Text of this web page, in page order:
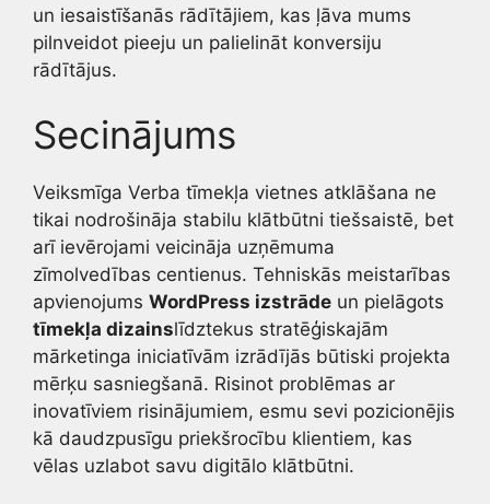
un iesaistīšanās rādītājiem, kas ļāva mums
pilnveidot pieeju un palielināt konversiju
rādītājus.
Secinājums
Veiksmīga Verba tīmekļa vietnes atklāšana ne
tikai nodrošināja stabilu klātbūtni tiešsaistē, bet
arī ievērojami veicināja uzņēmuma
zīmolvedības centienus. Tehniskās meistarības
apvienojums WordPress izstrāde un pielāgots
tīmekļa dizainslīdztekus stratēģiskajām
mārketinga iniciatīvām izrādījās būtiski projekta
mērķu sasniegšanā. Risinot problēmas ar
inovatīviem risinājumiem, esmu sevi pozicionējis
kā daudzpusīgu priekšrocību klientiem, kas
vēlas uzlabot savu digitālo klātbūtni.